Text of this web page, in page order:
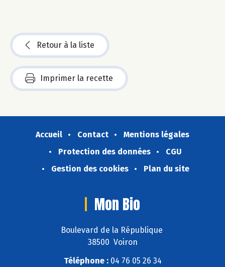
Retour à la liste
Imprimer la recette
Accueil Contact
Mentions légales
Protection des données
CGU
Gestion des cookies
Plan du site
Mon Bio
Boulevard de la République
38500 Voiron
Téléphone :04 76 05 26 34